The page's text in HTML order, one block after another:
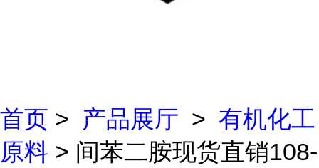
首页 > 产品展厅 > 有机化工
原料 > 间苯二胺现货直销108-